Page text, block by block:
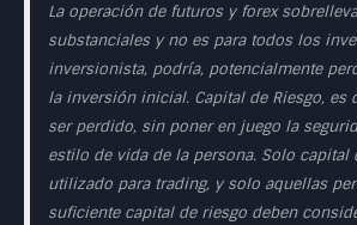
La operación de futuros y forex
substanciales y no es para todos los
inversionista, podría, potencialmente
la inversión inicial. Capital de Riesgo, es
ser perdido, sin poner en juego la
estilo de vida de la persona. Solo capital
utilizado para trading, y solo aquellas
suficiente capital de riesgo deben